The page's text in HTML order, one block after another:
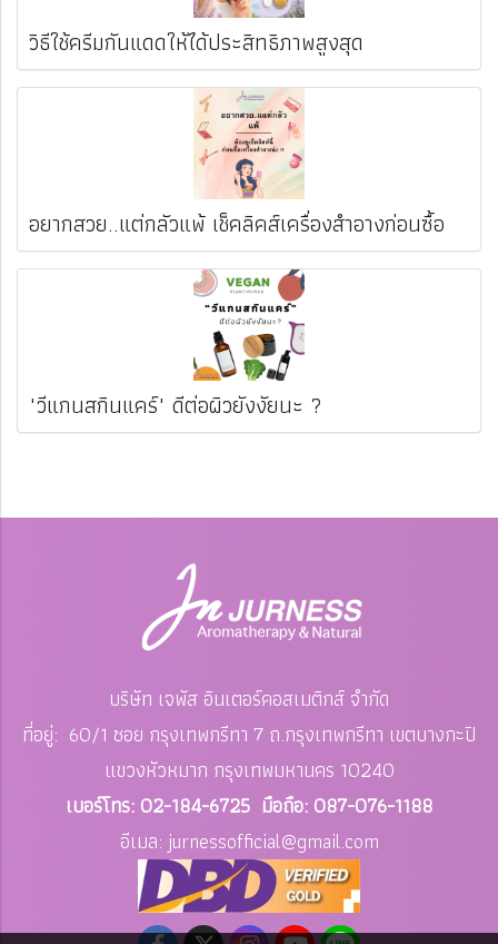
วิธีใช้ครีมกันแดดให้ได้ประสิทธิภาพสูงสุด
อยากสวย..แต่กลัวแพ้ เช็คลิคส์เครื่องสำอางก่อนซื้อ
"วีแกนสกินแคร์" ดีต่อผิวยังงัยนะ ?
บริษัท เจพัส อินเตอร์คอสเมติกส์ จำกัด
ที่อยู่: 60/1 ซอย กรุงเทพกรีทา 7 ถ.กรุงเทพกรีทา เขตบางกะปิ
แขวงหัวหมาก กรุงเทพมหานคร 10240
เบอร์โทร: 02-184-6725 มือถือ: 087-076-1188
อีเมล: jurnessofficial@gmail.com